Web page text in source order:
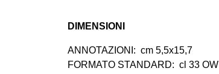
DIMENSIONI
ANNOTAZIONI: cm 5,5x15,7
FORMATO STANDARD: cl 33 OW